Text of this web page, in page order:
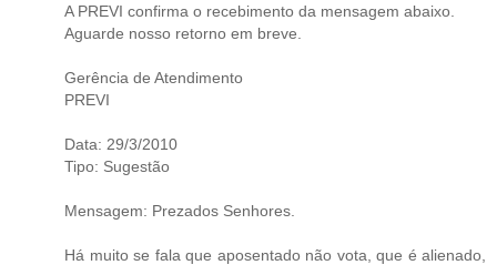
A PREVI confirma o recebimento da mensagem abaixo.
Aguarde nosso retorno em breve.
Gerência de Atendimento
PREVI
Data: 29/3/2010
Tipo: Sugestão
Mensagem: Prezados Senhores.
Há muito se fala que aposentado não vota, que é alienado,